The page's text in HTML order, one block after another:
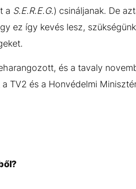
a S.E.R.E.G.) csináljanak. De
ez így kevés lesz,
és a tavaly
TV2 és a Honvédelmi